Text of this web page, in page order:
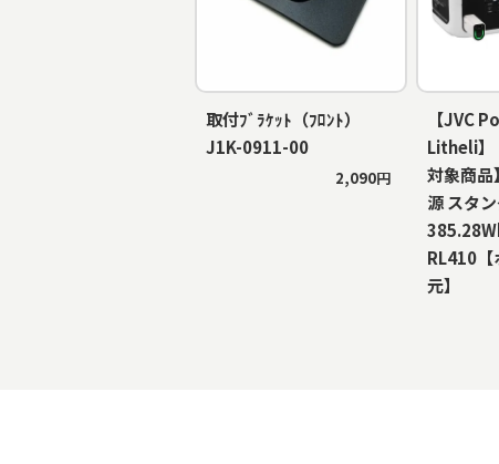
取付ﾌﾞﾗｹｯﾄ（ﾌﾛﾝﾄ）
J1K-0911-00
2,090円
【JVC
Litheli】
対象商品
源 スタ
RL410【
元】